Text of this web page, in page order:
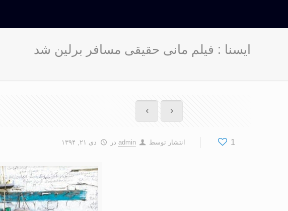
ایسنا : فیلم مانی حقیقی مسافر برلین شد
1 انتشار توسط admin در دی ۲۱, ۱۳۹۴